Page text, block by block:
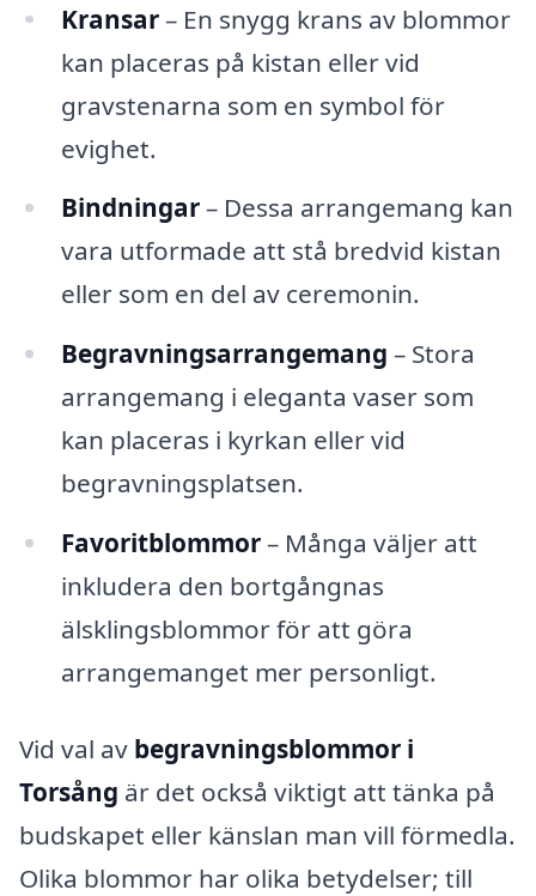
Kransar– En snygg krans av blommor
kan placeras på kistan eller vid
gravstenarna som en symbol för
evighet.
Bindningar– Dessa arrangemang kan
vara utformade att stå bredvid kistan
eller som en del av ceremonin.
Begravningsarrangemang – Stora
arrangemang i eleganta vaser som
kan placeras i kyrkan eller vid
begravningsplatsen.
Favoritblommor– Många väljer att
inkludera den bortgångnas
älsklingsblommor för att göra
arrangemanget mer personligt.
Vid val av begravningsblommor i
Torsång är det också viktigt att tänka på
budskapet eller känslan man vill förmedla.
Olika blommor har olika betydelser; till